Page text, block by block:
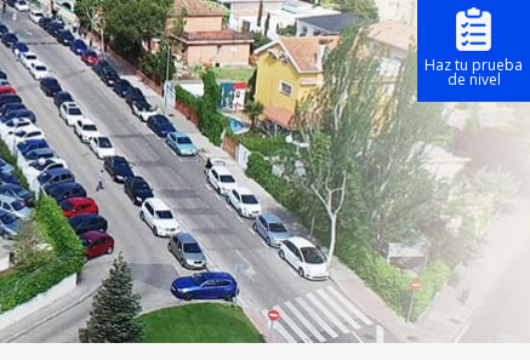
Haz tu prueba
de nivel